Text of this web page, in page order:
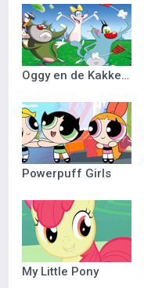
Oggy en de Kakkerlakken
Powerpuff Girls
My Little Pony